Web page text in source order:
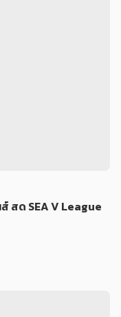
สด SEA V League